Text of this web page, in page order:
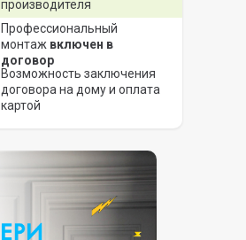
производителя
Профессиональный
монтаж включен в
договор
Возможность заключения
договора на дому и оплата
картой